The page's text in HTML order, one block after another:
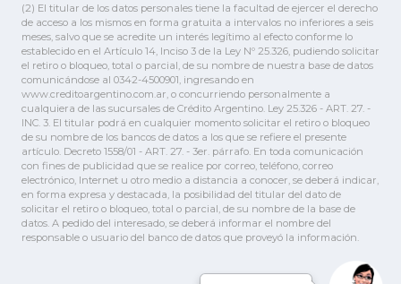
(2) El titular de los datos personales tiene la facultad de ejercer el derecho
de acceso a los mismos en forma gratuita a intervalos no inferiores a seis
meses, salvo que se acredite un interés legítimo al efecto conforme lo
establecido en el Artículo 14, Inciso 3 de la Ley Nº 25.326, pudiendo solicitar
el retiro o bloqueo, total o parcial, de su nombre de nuestra base de datos
comunicándose al 0342-4500901, ingresando en
www.creditoargentino.com.ar, o concurriendo personalmente a
cualquiera de las sucursales de Crédito Argentino. Ley 25.326 - ART. 27. -
INC. 3. El titular podrá en cualquier momento solicitar el retiro o bloqueo
de su nombre de los bancos de datos a los que se refiere el presente
artículo. Decreto 1558/01 - ART. 27. - 3er. párrafo. En toda comunicación
con fines de publicidad que se realice por correo, teléfono, correo
electrónico, Internet u otro medio a distancia a conocer, se deberá indicar,
en forma expresa y destacada, la posibilidad del titular del dato de
solicitar el retiro o bloqueo, total o parcial, de su nombre de la base de
datos. A pedido del interesado, se deberá informar el nombre del
responsable o usuario del banco de datos que proveyó la información.